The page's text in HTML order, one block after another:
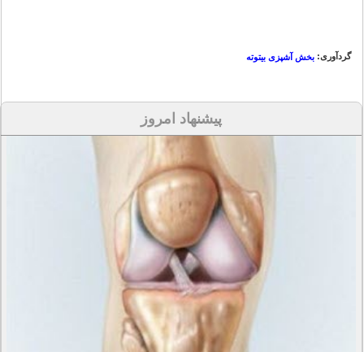
گردآوری: بخش آشپزی بیتوته
پیشنهاد امروز